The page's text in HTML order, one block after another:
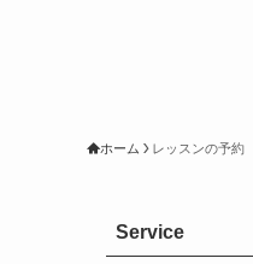
ホーム レッスンの予約
Service